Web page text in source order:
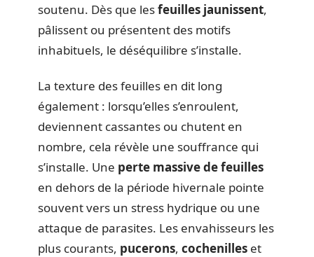
soutenu. Dès que lesfeuilles jaunissent,
pâlissent ou présentent des motifs
inhabituels, le déséquilibre s’installe.
La texture des feuilles en dit long
également : lorsqu’elles s’enroulent,
deviennent cassantes ou chutent en
nombre, cela révèle une souffrance qui
s’installe. Une perte massive de feuilles
en dehors de la période hivernale pointe
souvent vers un stress hydrique ou une
attaque de parasites. Les envahisseurs les
plus courants, pucerons, cochenilles et